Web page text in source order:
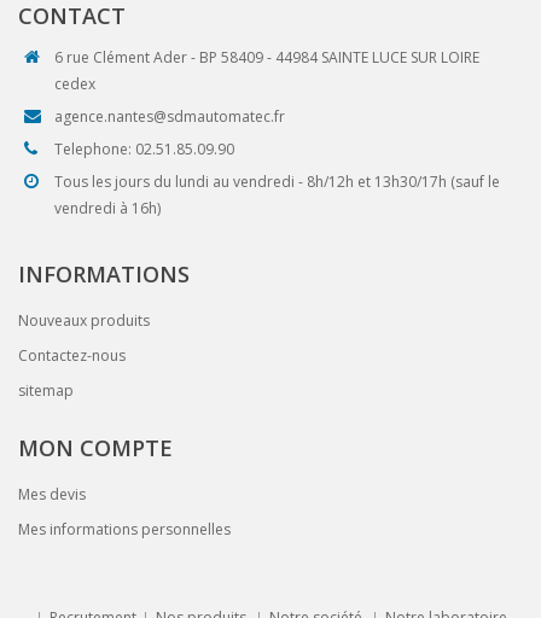
CONTACT
6 rue Clément Ader - BP 58409 - 44984 SAINTE LUCE SUR LOIRE
cedex
agence.nantes@sdmautomatec.fr
Telephone: 02.51.85.09.90
Tous les jours du lundi au vendredi - 8h/12h et 13h30/17h (sauf le
vendredi à 16h)
INFORMATIONS
Nouveaux produits
Contactez-nous
sitemap
MON COMPTE
Mes devis
Mes informations personnelles